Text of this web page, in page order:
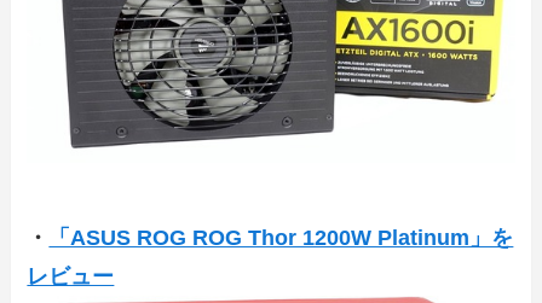
・
「ASUS ROG ROG Thor 1200W Platinum」を
レビュー